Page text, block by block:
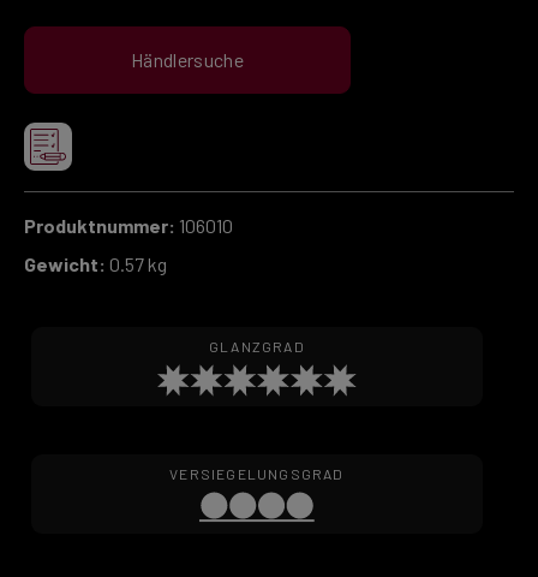
Händlersuche
Produktnummer: 106010
Gewicht: 0.57 kg
GLANZGRAD
VERSIEGELUNGSGRAD